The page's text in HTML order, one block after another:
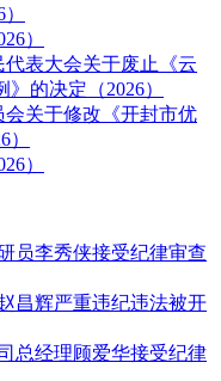
）
表大会关于废止《云
的决定（2026）
关于修改《开封市优
）
员李秀侠接受纪律审查
昌辉严重违纪违法被开
总经理顾爱华接受纪律